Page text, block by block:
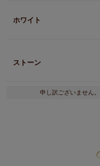
ホワイト
ストーン
申し訳ございません